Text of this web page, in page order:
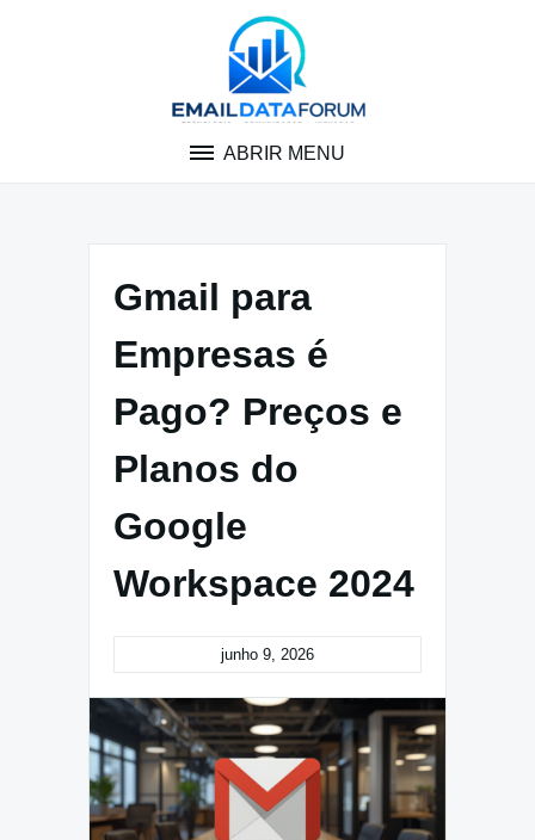
ABRIR MENU
Gmail para
Empresas é
Pago? Preços e
Planos do
Google
Workspace 2024
junho 9, 2026